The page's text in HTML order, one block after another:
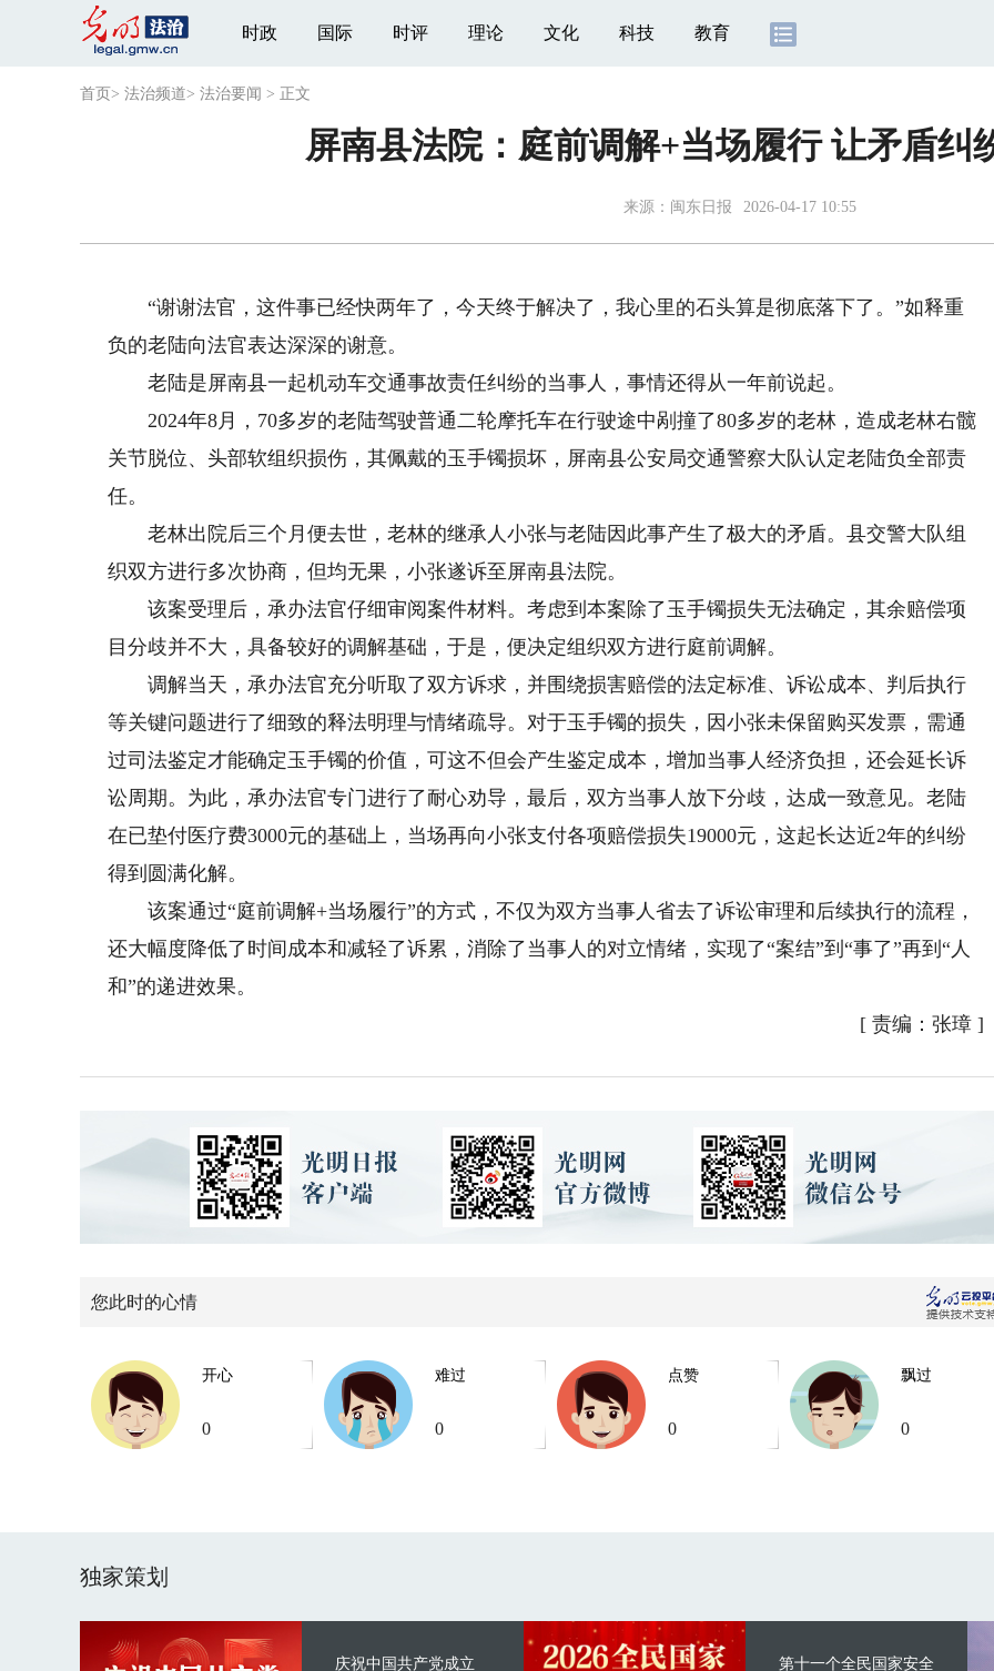
时政 国际 时评 理论 文化 科技 教育
首页 > 法治频道> 法治要闻 > 正文
屏南县法院：庭前调解+当场履行 让矛盾纠
来源： 闽东日报 2026-04-17 10:55
“谢谢法官，这件事已经快两年了，今天终于解决了，我心里的石头算是彻底落下了。”如释重
负的老陆向法官表达深深的谢意。
老陆是屏南县一起机动车交通事故责任纠纷的当事人，事情还得从一年前说起。
2024年8月，70多岁的老陆驾驶普通二轮摩托车在行驶途中剐撞了80多岁的老林，造成老林右髋
关节脱位、头部软组织损伤，其佩戴的玉手镯损坏，屏南县公安局交通警察大队认定老陆负全部责
任。
老林出院后三个月便去世，老林的继承人小张与老陆因此事产生了极大的矛盾。县交警大队组
织双方进行多次协商，但均无果，小张遂诉至屏南县法院。
该案受理后，承办法官仔细审阅案件材料。考虑到本案除了玉手镯损失无法确定，其余赔偿项
目分歧并不大，具备较好的调解基础，于是，便决定组织双方进行庭前调解。
调解当天，承办法官充分听取了双方诉求，并围绕损害赔偿的法定标准、诉讼成本、判后执行
等关键问题进行了细致的释法明理与情绪疏导。对于玉手镯的损失，因小张未保留购买发票，需通
过司法鉴定才能确定玉手镯的价值，可这不但会产生鉴定成本，增加当事人经济负担，还会延长诉
讼周期。为此，承办法官专门进行了耐心劝导，最后，双方当事人放下分歧，达成一致意见。老陆
在已垫付医疗费3000元的基础上，当场再向小张支付各项赔偿损失19000元，这起长达近2年的纠纷
得到圆满化解。
该案通过“庭前调解+当场履行”的方式，不仅为双方当事人省去了诉讼审理和后续执行的流程，
还大幅度降低了时间成本和减轻了诉累，消除了当事人的对立情绪，实现了“案结”到“事了”再到“人
和”的递进效果。
[ 责编：张璋 ]
您此时的心情
开心
0
难过
0
点赞
0
飘过
0
独家策划
庆祝中国共产党成立
第十一个全民国家安全